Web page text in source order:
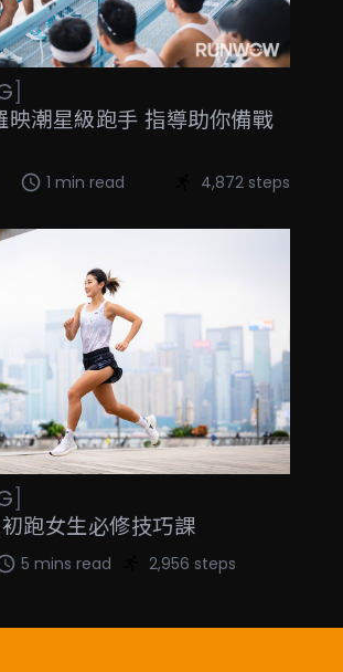
]
映潮星級跑手 指導助你備戰
1 min read 4,872 steps
]
跑女生必修技巧課
5 mins read 2,956 steps